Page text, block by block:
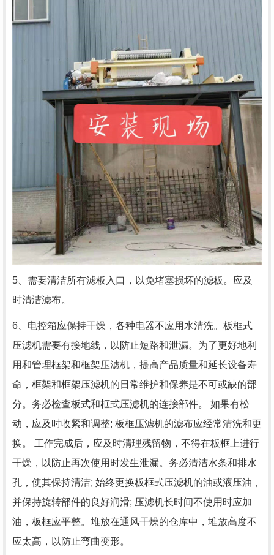
5、需要清洁所有滤板入口，以免堵塞损坏的滤板。应及
时清洁滤布。
6、电控箱应保持干燥，各种电器不应用水清洗。板框式
压滤机需要有接地线，以防止短路和泄漏。为了更好地利
用和管理框架和框架压滤机，提高产品质量和延长设备寿
命，框架和框架压滤机的日常维护和保养是不可或缺的部
分。务必检查板式和框式压滤机的连接部件。 如果有松
动，应及时收紧和调整; 板框压滤机的滤布应经常清洗和更
换。 工作完成后，应及时清理残留物，不得在板框上进行
干燥，以防止再次使用时发生泄漏。务必清洁水条和排水
孔，使其保持清洁; 始终更换板框式压滤机的油或液压油，
并保持旋转部件的良好润滑; 压滤机长时间不使用时应加
油，板框应平整。堆放在通风干燥的仓库中，堆放高度不
应太高，以防止弯曲变形。